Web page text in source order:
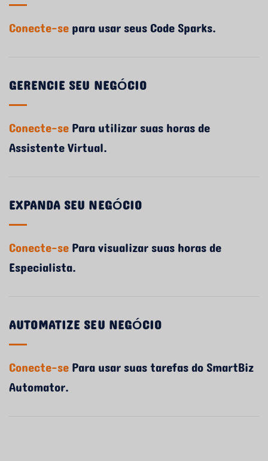
Conecte-separa usar seus Code Sparks.
GERENCIE SEU NEGÓCIO
Conecte-sePara utilizar suas horas de
Assistente Virtual.
EXPANDA SEU NEGÓCIO
Conecte-sePara visualizar suas horas de
Especialista.
AUTOMATIZE SEU NEGÓCIO
Conecte-sePara usar suas tarefas do SmartBiz
Automator.